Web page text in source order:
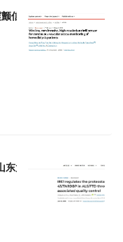
信号，提前预警狭窄风险
大学李双喜等团队揭示